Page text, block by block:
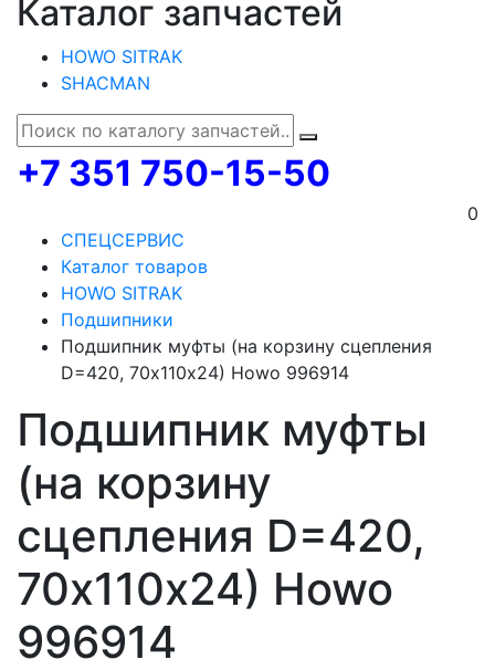
Каталог запчастей
HOWO SITRAK
SHACMAN
+7 351 750-15-50
0
СПЕЦСЕРВИС
Каталог товаров
HOWO SITRAK
Подшипники
Подшипник муфты (на корзину сцепления
D=420, 70х110х24) Howo 996914
Подшипник муфты
(на корзину
сцепления D=420,
70х110х24) Howo
996914